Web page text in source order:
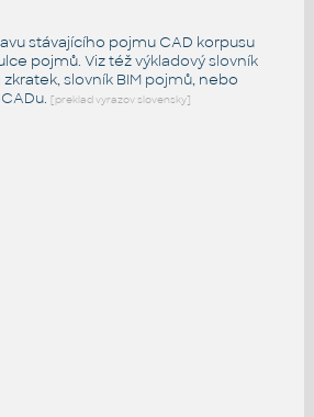
stávajícího pojmu CAD korpusu
pojmů. Viz téžvýkladový slovník
slovník BIM pojmů, nebo
. [preklad vyrazov slovensky]